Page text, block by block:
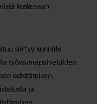
koskevaan
siirtyy kunnille
työvoimapalveluiden
edistämisen
ja